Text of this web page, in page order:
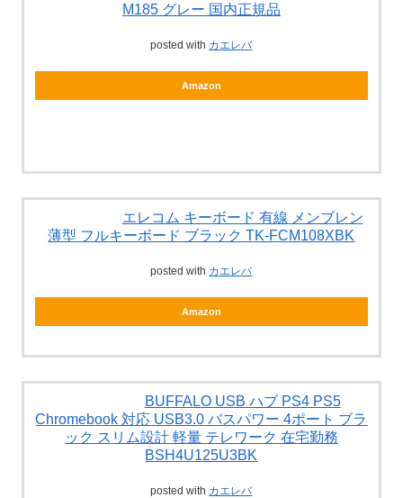
M185 グレー 国内正規品
posted with カエレバ
Amazon
エレコム キーボード 有線 メンブレン
薄型 フルキーボード ブラック TK-FCM108XBK
posted with カエレバ
Amazon
BUFFALO USB ハブ PS4 PS5
Chromebook 対応 USB3.0 バスパワー 4ポート ブラ
ック スリム設計 軽量 テレワーク 在宅勤務
BSH4U125U3BK
posted with カエレバ